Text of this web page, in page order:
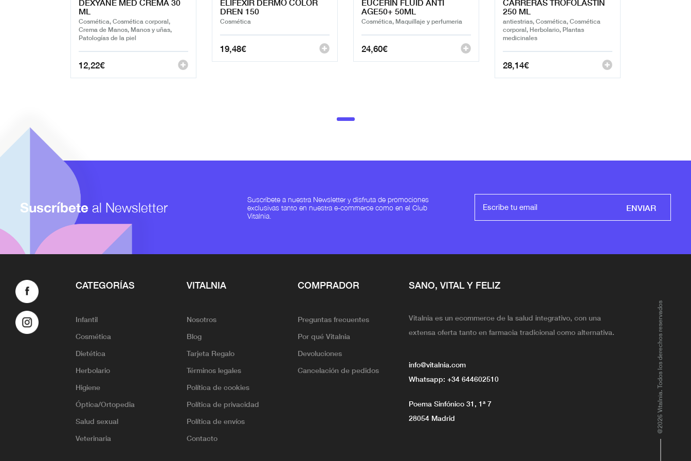
ML
Cosmética, Cosmética corporal,
Crema de Manos, Manos y uñas,
Patologías de la piel
12,22€
DREN 150
Cosmética
19,48€
AGE50+ 50ML
Cosmética, Maquillaje y perfumeria
24,60€
250 ML
antiestrias, Cosmética, Cosmética
corporal, Herbolario, Plantas
medicinales
28,14€
Suscríbete al Newsletter
Suscríbete a nuestra Newsletter y disfruta de promociones
exclusivas tanto en nuestra e-commerce como en el Club
Vitalnia.
ENVIAR
CATEGORÍAS
Infantil
Cosmética
Dietética
Herbolario
Higiene
Óptica/Ortopedia
Salud sexual
Veterinaria
VITALNIA
Nosotros
Blog
Tarjeta Regalo
Términos legales
Política de cookies
Política de privacidad
Política de envíos
Contacto
COMPRADOR
Preguntas frecuentes
Por qué Vitalnia
Devoluciones
Cancelación de pedidos
SANO, VITAL Y FELIZ
Vitalnia es un ecommerce de la salud integrativo, con una
extensa oferta tanto en farmacia tradicional como alternativa.
info@vitalnia.com
Whatsapp: +34 644602510
Poema Sinfónico 31, 1ª 7
28054 Madrid
@2026 Vitalnia. Todos los derechos reservados